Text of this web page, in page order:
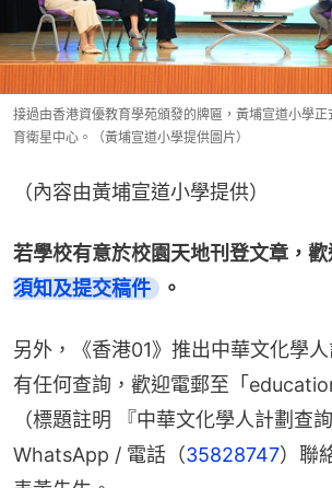
接過由香港資優教育學苑頒發的牌匾，黃埔宣道小學
育衛星中心。（黃埔宣道小學提供圖片）
（內容由黃埔宣道小學提供）
若學校有意於校園天地刊登文章，歡
須知及提交稿件
。
另外，《香港01》推出中華文化學
有任何查詢，歡迎電郵至「
（標題註明 『中華文化學人計劃查
WhatsApp / 電話（35828747）聯